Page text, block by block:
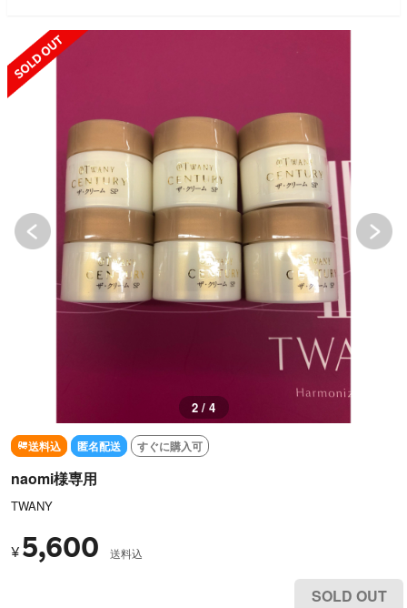
2 / 4
送料込 匿名配送 すぐに購入可
naomi様専用
TWANY
¥ 5,600 送料込
SOLD OUT